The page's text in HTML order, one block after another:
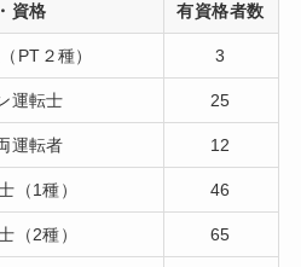
資格 有資格者数
PT２種） 3
運転士 25
運転者 12
（1種） 46
（2種） 65